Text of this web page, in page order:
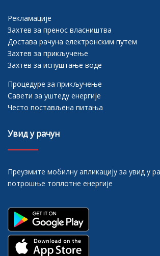
Рекламације
Захтев за пренос власништва
Достава рачуна електронским путем
Захтев за прикључење
Захтев за испуштање воде
Процедуре за прикључење
Савети за уштеду енергије
Често постављена питања
Увид у рачун
Преузмите мобилну апликацију за увид у
потрошње топлотне енергије